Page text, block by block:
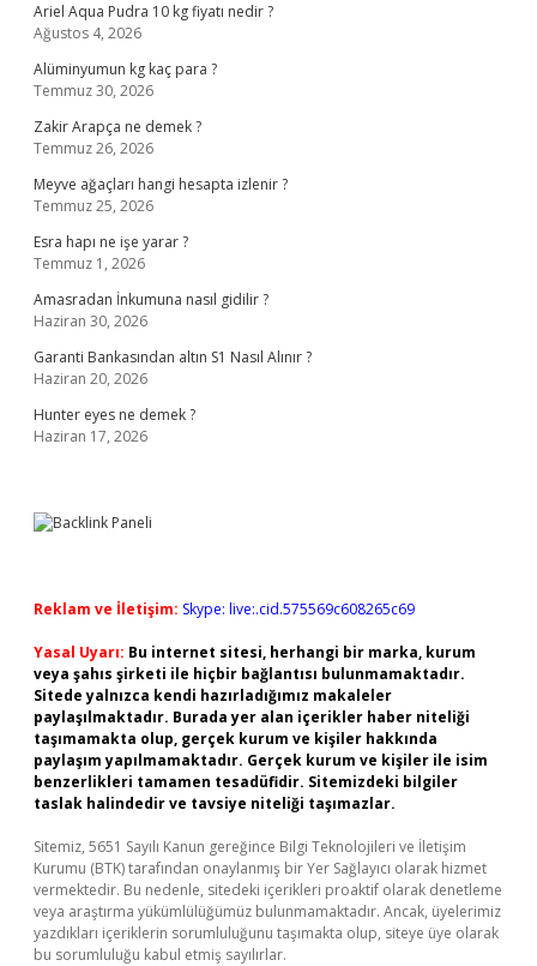
Ariel Aqua Pudra 10 kg fiyatı nedir ?
Ağustos 4, 2026
Alüminyumun kg kaç para ?
Temmuz 30, 2026
Zakir Arapça ne demek ?
Temmuz 26, 2026
Meyve ağaçları hangi hesapta izlenir ?
Temmuz 25, 2026
Esra hapı ne işe yarar ?
Temmuz 1, 2026
Amasradan İnkumuna nasıl gidilir ?
Haziran 30, 2026
Garanti Bankasından altın S1 Nasıl Alınır ?
Haziran 20, 2026
Hunter eyes ne demek ?
Haziran 17, 2026
Reklam ve İletişim: Skype: live:.cid.575569c608265c69
Yasal Uyarı: Bu internet sitesi, herhangi bir marka, kurum
veya şahıs şirketi ile hiçbir bağlantısı bulunmamaktadır.
Sitede yalnızca kendi hazırladığımız makaleler
paylaşılmaktadır. Burada yer alan içerikler haber niteliği
taşımamakta olup, gerçek kurum ve kişiler hakkında
paylaşım yapılmamaktadır. Gerçek kurum ve kişiler ile isim
benzerlikleri tamamen tesadüfidir. Sitemizdeki bilgiler
taslak halindedir ve tavsiye niteliği taşımazlar.
Sitemiz, 5651 Sayılı Kanun gereğince Bilgi Teknolojileri ve İletişim
Kurumu (BTK) tarafından onaylanmış bir Yer Sağlayıcı olarak hizmet
vermektedir. Bu nedenle, sitedeki içerikleri proaktif olarak denetleme
veya araştırma yükümlülüğümüz bulunmamaktadır. Ancak, üyelerimiz
yazdıkları içeriklerin sorumluluğunu taşımakta olup, siteye üye olarak
bu sorumluluğu kabul etmiş sayılırlar.